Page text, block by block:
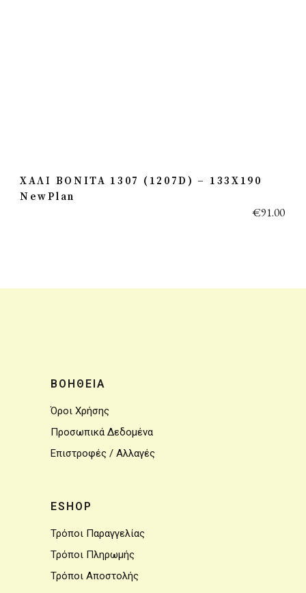
ΧΑΛΙ BONITA 1307 (1207D) – 133X190
NewPlan
€91.00
ΒΟΗΘΕΙΑ
Όροι Χρήσης
Προσωπικά Δεδομένα
Επιστροφές / Αλλαγές
ESHOP
Τρόποι Παραγγελίας
Τρόποι Πληρωμής
Τρόποι Αποστολής